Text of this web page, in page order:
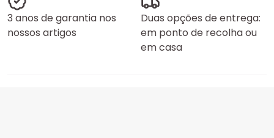
3 anos de garantia nos
nossos artigos
Duas opções de entrega:
em ponto de recolha ou
em casa